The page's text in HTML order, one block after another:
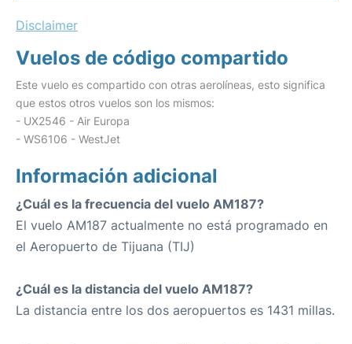
Disclaimer
Vuelos de código compartido
Este vuelo es compartido con otras aerolíneas, esto significa
que estos otros vuelos son los mismos:
- UX2546 - Air Europa
- WS6106 - WestJet
Información adicional
¿Cuál es la frecuencia del vuelo AM187?
El vuelo AM187 actualmente no está programado en
el Aeropuerto de Tijuana (TIJ)
¿Cuál es la distancia del vuelo AM187?
La distancia entre los dos aeropuertos es 1431 millas.